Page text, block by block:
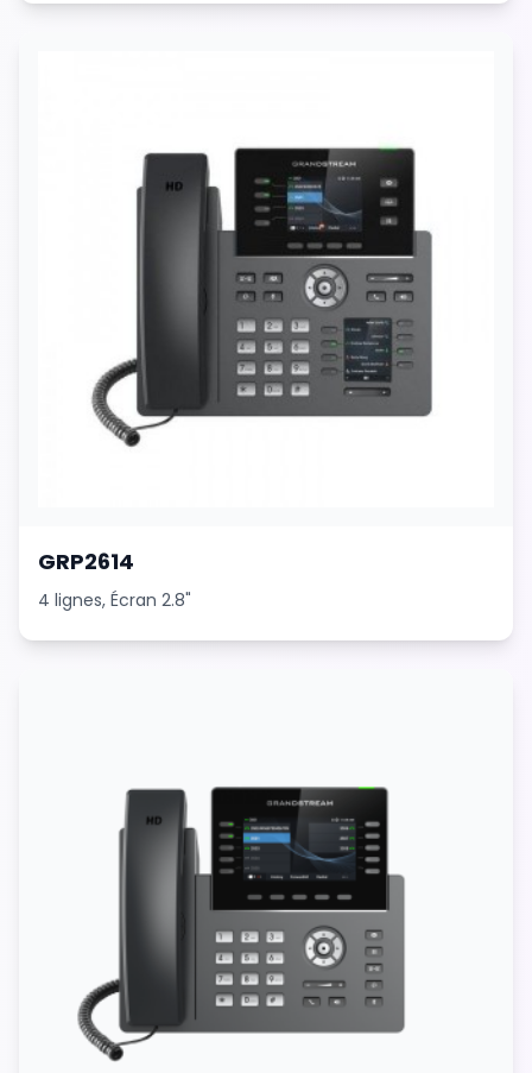
GRP2614
4 lignes, Écran 2.8"